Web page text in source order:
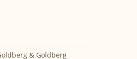
& Goldberg